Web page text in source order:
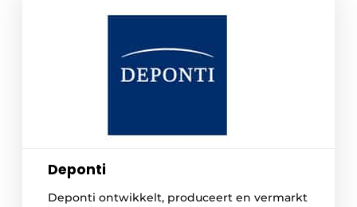
Deponti
Deponti ontwikkelt, produceert en vermarkt